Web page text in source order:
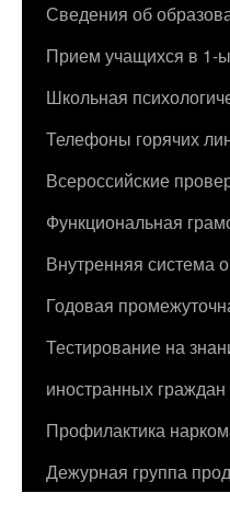
Перейти
содержимому
Сведения об
Прием учащихся в 1-
Школьная
Телефоны горячих
Всероссийские
Функциональная
Внутренняя система
Годовая
Тестирование на
иностранных
Профилактика
Дежурная группа